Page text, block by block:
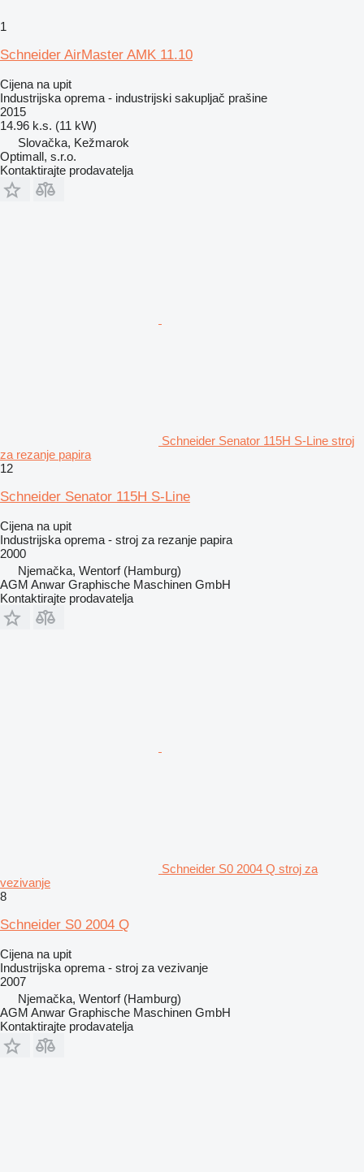
1
Schneider AirMaster AMK 11.10
Cijena na upit
Industrijska oprema - industrijski sakupljač prašine
2015
14.96 k.s. (11 kW)
Slovačka, Kežmarok
Optimall, s.r.o.
Kontaktirajte prodavatelja
Schneider Senator 115H S-Line stroj
za rezanje papira
12
Schneider Senator 115H S-Line
Cijena na upit
Industrijska oprema - stroj za rezanje papira
2000
Njemačka, Wentorf (Hamburg)
AGM Anwar Graphische Maschinen GmbH
Kontaktirajte prodavatelja
Schneider S0 2004 Q stroj za
vezivanje
8
Schneider S0 2004 Q
Cijena na upit
Industrijska oprema - stroj za vezivanje
2007
Njemačka, Wentorf (Hamburg)
AGM Anwar Graphische Maschinen GmbH
Kontaktirajte prodavatelja